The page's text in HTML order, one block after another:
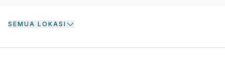
SEMUA LOKASI